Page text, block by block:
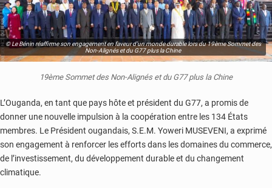
© Le Bénin réaffirme son engagement en faveur d’un monde durable lors du 19ème Sommet des
Non-Alignés et du G77 plus la Chine
19ème Sommet des Non-Alignés et du G77 plus la Chine
L’Ouganda, en tant que pays hôte et président du G77, a promis de
donner une nouvelle impulsion à la coopération entre les 134 États
membres. Le Président ougandais, S.E.M. Yoweri MUSEVENI, a exprimé
son engagement à renforcer les efforts dans les domaines du commerce,
de l’investissement, du développement durable et du changement
climatique.